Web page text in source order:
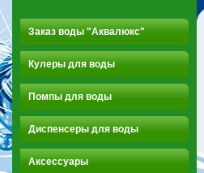
Заказ воды "Аквалюкс"
Кулеры для воды
Помпы для воды
Диспенсеры для воды
Аксессуары